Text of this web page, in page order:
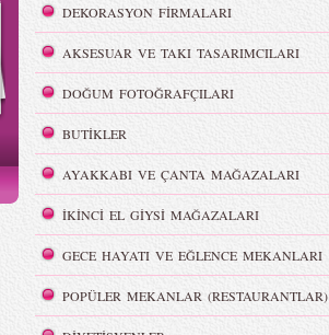
DEKORASYON FİRMALARI
AKSESUAR VE TAKI TASARIMCILARI
DOĞUM FOTOĞRAFÇILARI
BUTİKLER
AYAKKABI VE ÇANTA MAĞAZALARI
İKİNCİ EL GİYSİ MAĞAZALARI
GECE HAYATI VE EĞLENCE MEKANLARI
POPÜLER MEKANLAR (RESTAURANTLAR)